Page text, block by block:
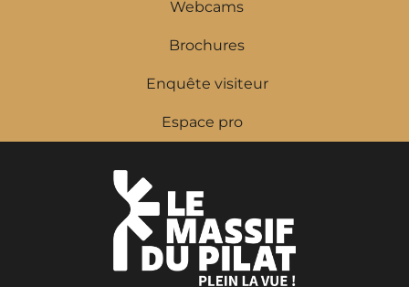
Webcams
Brochures
Enquête visiteur
Espace pro